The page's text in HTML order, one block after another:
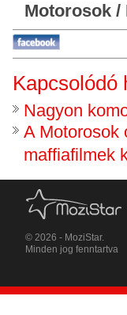
Motorosok /
Kapcsolódó
Nagyon
A Motorosok
maffiafilmek
© 2026 - MoziStar.
Minden jog fenntartva